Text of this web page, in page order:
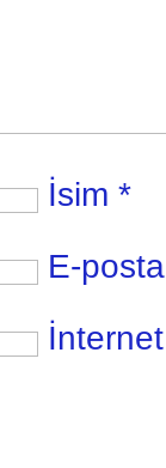
İsim *
E-posta